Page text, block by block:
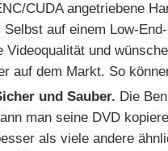
CUDA angetriebene
auf einem Low-
Videoqualität und
auf dem Markt. So
und Sauber. Die
man seine DVD
als viele andere